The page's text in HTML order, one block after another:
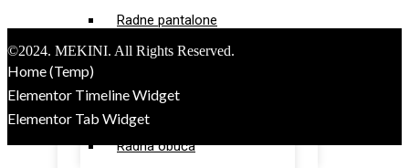
Radne pantalone
Radne bermude
Zaštitna obuća
Sigurnosna obuća
Radna obuća
©2024. MEKINI. All Rights Reserved.
Home (Temp)
Elementor Timeline Widget
Elementor Tab Widget